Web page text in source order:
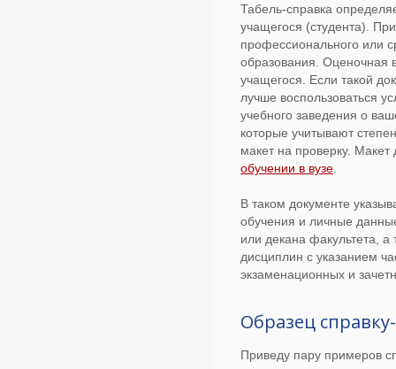
Табель-справка
учащегося (студента).
профессионального или
образования. Оценочная
учащегося. Если такой
лучше воспользоваться
учебного заведения о
которые учитывают
макет на проверку.
обучении в вузе
В таком документе
обучения и личные
или декана факультета,
дисциплин с указанием
экзаменационных и
Образец
Приведу пару примеров